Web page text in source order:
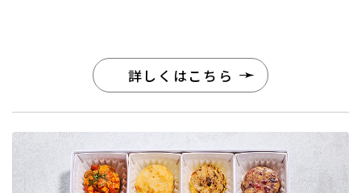
詳しくはこちら